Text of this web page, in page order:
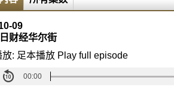
09
财经华尔街
放: 足本播放 Play full episode
00:00